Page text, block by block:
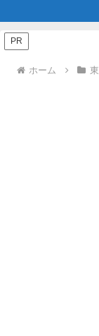
PR
ホーム